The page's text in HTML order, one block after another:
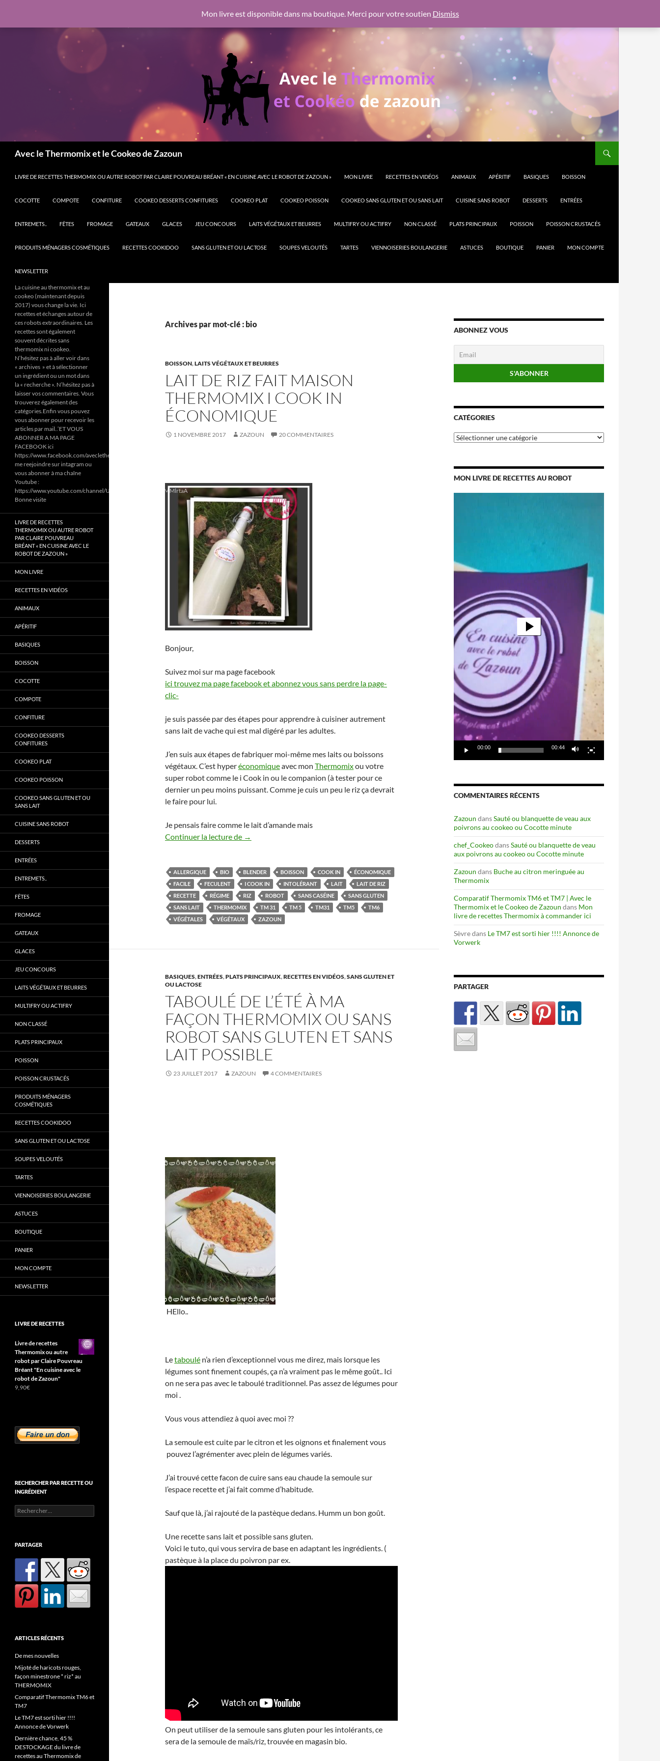
au
Avec le Thermomix et le Cookeo de Zazoun
LIVRE DE RECETTES THERMOMIX OU AUTRE ROBOT PAR CLAIRE POUVREAU BRÉANT « EN CUISINE AVEC LE ROBOT DE ZAZOUN » MON LIVRE RECETTES EN VIDÉOS ANIMAUX APÉRITIF BASIQUES BOISSON
COCOTTE COMPOTE CONFITURE COOKEO DESSERTS CONFITURES COOKEO PLAT COOKEO POISSON COOKEO SANS GLUTEN ET OU SANS LAIT CUISINE SANS ROBOT DESSERTS ENTRÉES
ENTREMETS.. FÊTES FROMAGE GATEAUX GLACES JEU CONCOURS LAITS VÉGÉTAUX ET BEURRES MULTIFRY OU ACTIFRY NON CLASSÉ PLATS PRINCIPAUX POISSON POISSON CRUSTACÉS
PRODUITS MÉNAGERS COSMÉTIQUES RECETTES COOKIDOO SANS GLUTEN ET OU LACTOSE SOUPES VELOUTÉS TARTES VIENNOISERIES BOULANGERIE ASTUCES BOUTIQUE PANIER MON COMPTE
NEWSLETTER
Archives par mot-clé : bio
BOISSON,LAITS VÉGÉTAUX ET BEURRES
LAIT DE RIZ FAIT MAISON
THERMOMIX I COOK IN
ÉCONOMIQUE
1 NOVEMBRE 2017 ZAZOUN 20 COMMENTAIRES
Bonjour,
Suivez moi sur ma page facebook
ici trouvez ma page facebook et abonnez vous sans perdre la page-
clic-
je suis passée par des étapes pour apprendre à cuisiner autrement
sans lait de vache qui est mal digéré par les adultes.
J’en suis aux étapes de fabriquer moi-même mes laits ou boissons
végétaux. C’est hyperéconomiqueavec mon Thermomixou votre
super robot comme le i Cook in ou le companion (à tester pour ce
dernier un peu moins puissant. Comme je cuis un peu le riz ça devrait
le faire pour lui.
Je pensais faire comme le lait d’amande mais
Continuer la lecture de Lait de riz Fait maison Thermomix i Cook in économique
→
ALLERGIQUE BIO BLENDER BOISSON COOK IN
ÉCONOMIQUE
FACILE
FECULENT I COOK IN INTOLÉRANT LAIT
LAIT DE RIZ
RECETTE
RÉGIME RIZ ROBOT SANS CASÉINE
SANS GLUTEN
SANS LAIT
THERMOMIX TM 31 TM 5 TM31 TM5
TM6
VÉGÉTALES
VÉGÉTAUX ZAZOUN
BASIQUES,ENTRÉES,PLATS PRINCIPAUX,RECETTES EN VIDÉOS,SANS GLUTEN ET
OU LACTOSE
TABOULÉ DE L’ÉTÉ À MA
FAÇON THERMOMIX OU SANS
ROBOT SANS GLUTEN ET SANS
LAIT POSSIBLE
23 JUILLET 2017 ZAZOUN 4 COMMENTAIRES
HEllo..
Letaboulé n’a rien d’exceptionnel vous me direz, mais lorsque les
légumes sont finement coupés, ça n’a vraiment pas le même goût.. Ici
on ne sera pas avec le taboulé traditionnel. Pas assez de légumes pour
moi .
Vous vous attendiez à quoi avec moi ??
La semoule est cuite par le citron et les oignons et finalement vous
pouvez l’agrémenter avec plein de légumes variés.
J’ai trouvé cette facon de cuire sans eau chaude la semoule sur
l’espace recette et j’ai fait comme d’habitude.
Sauf que là, j’ai rajouté de la pastèque dedans. Humm un bon goût.
Une recette sans lait et possible sans gluten.
Voici le tuto, qui vous servira de base en adaptant les ingrédients. (
pastèque à la place du poivron par ex.
On peut utiliser de la semoule sans gluten pour les intolérants, ce
sera de la semoule de maïs/riz, trouvée en magasin bio.
ABONNEZ VOUS
CATÉGORIES
Catégories
MON LIVRE DE RECETTES AU ROBOT
00:00 00:44
COMMENTAIRES RÉCENTS
Zazoun dansSauté ou blanquette de veau aux
poivrons au cookeo ou Cocotte minute
chef_CookeodansSauté ou blanquette de veau
aux poivrons au cookeo ou Cocotte minute
Zazoun dans Buche au citron meringuée au
Thermomix
Comparatif Thermomix TM6 et TM7 | Avec le
Thermomix et le Cookeo de Zazoun dans Mon
livre de recettes Thermomix à commander ici
Sèvredans Le TM7 est sorti hier !!!! Annonce de
Vorwerk
PARTAGER
La cuisine au thermomix et au
cookeo (maintenant depuis
2017) vous change la vie. Ici
recettes et échanges autour de
ces robots extraordinaires. Les
recettes sont également
souvent décrites sans
thermomix ni cookeo.
N’hésitez pas à aller voir dans
« archives » et à sélectionner
un ingrédient ou un mot dans
la « recherche ». N’hésitez pas à
laisser vos commentaires. Vous
trouverez également des
catégories.Enfin vous pouvez
vous abonner pour recevoir les
articles par mail..’ET VOUS
ABONNER A MA PAGE
FACEBOOK ici
https://www.facebook.com/aveclethermomixetcookeodezazoun/
me reejoindre sur intagram ou
vous abonner à ma chaîne
Youtube :
https://www.youtube.com/channel/UC6Pa6dF808fmGjZ5MMlrtaA
Bonne visite
LIVRE DE RECETTES
THERMOMIX OU AUTRE ROBOT
PAR CLAIRE POUVREAU
BRÉANT « EN CUISINE AVEC LE
ROBOT DE ZAZOUN »
MON LIVRE
RECETTES EN VIDÉOS
ANIMAUX
APÉRITIF
BASIQUES
BOISSON
COCOTTE
COMPOTE
CONFITURE
COOKEO DESSERTS
CONFITURES
COOKEO PLAT
COOKEO POISSON
COOKEO SANS GLUTEN ET OU
SANS LAIT
CUISINE SANS ROBOT
DESSERTS
ENTRÉES
ENTREMETS..
FÊTES
FROMAGE
GATEAUX
GLACES
JEU CONCOURS
LAITS VÉGÉTAUX ET BEURRES
MULTIFRY OU ACTIFRY
NON CLASSÉ
PLATS PRINCIPAUX
POISSON
POISSON CRUSTACÉS
PRODUITS MÉNAGERS
COSMÉTIQUES
RECETTES COOKIDOO
SANS GLUTEN ET OU LACTOSE
SOUPES VELOUTÉS
TARTES
VIENNOISERIES BOULANGERIE
ASTUCES
BOUTIQUE
PANIER
MON COMPTE
NEWSLETTER
LIVRE DE RECETTES
Livre de recettes
Thermomix ou autre
robot par Claire Pouvreau
Bréant "En cuisine avec le
robot de Zazoun"
9,90€
RECHERCHER PAR RECETTE OU
INGRÉDIENT
Rechercher :
PARTAGER
ARTICLES RÉCENTS
De mes nouvelles
Mijoté de haricots rouges,
façon minestrone * riz* au
THERMOMIX
Comparatif Thermomix TM6 et
TM7
Le TM7 est sorti hier !!!!
Annonce de Vorwerk
Dernière chance, 45 %
DESTOCKAGE du livre de
recettes au Thermomix de
Mon livre est disponible dans ma boutique. Merci pour votre soutien Dismiss